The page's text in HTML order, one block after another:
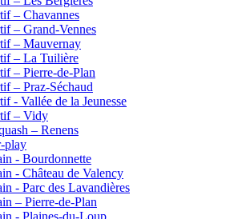
– Chavannes
– Grand-Vennes
– Mauvernay
– La Tuilière
– Pierre-de-Plan
– Praz-Séchaud
- Vallée de la Jeunesse
– Vidy
– Renens
play
- Bourdonnette
- Château de Valency
- Parc des Lavandières
– Pierre-de-Plan
- Plaines-du-Loup